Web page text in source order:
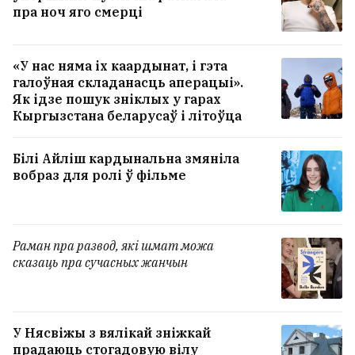
пра ноч яго смерці
«У нас няма іх каардынат, і гэта
галоўная складанасць аперацыі».
Як ідзе пошук зніклых у гарах
Кыргызстана беларусаў і літоўца
Білі Айліш кардынальна змяніла
вобраз для ролі ў фільме
Раман пра развод, які шмат можа
сказаць пра сучасных жанчын
У Нясвіжы з вялікай зніжкай
прадаюць стогадовую вілу
Настасся Касцюгова зламала нагу
— ехала на самакаце па Варшаве,
калі насустрач вылецела аўто
32